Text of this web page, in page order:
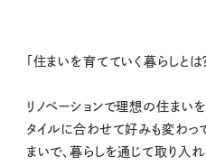
「住まいを育てていく暮らしとは？
リノベーションで理想の住まい
タイルに合わせて好みも変わっ
まいで、暮らしを通じて取り入